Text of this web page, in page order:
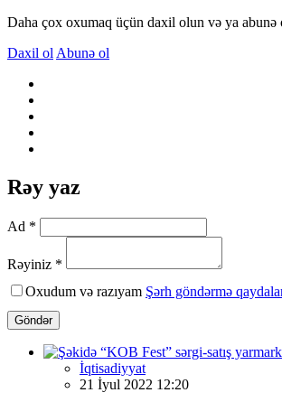
Daha çox oxumaq üçün daxil olun və ya abunə
Daxil ol Abunə ol
Rəy yaz
Ad *
Rəyiniz *
Oxudum və razıyam Şərh göndərmə
Göndər
İqtisadiyyat
21 İyul 2022 12:20